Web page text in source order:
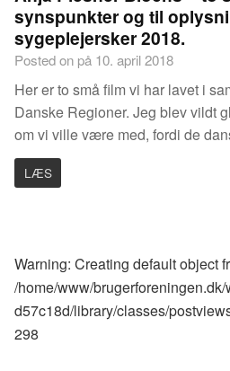
synspunkter og til
sygeplejersker 2018.
Posted on på 10. april 2018
Her er to små film vi har lavet i
Danske Regioner. Jeg blev vildt
om vi ville være med, fordi de
LÆS
Warning: Creating default object
/home/www/
d57c18d/library/classes/
298